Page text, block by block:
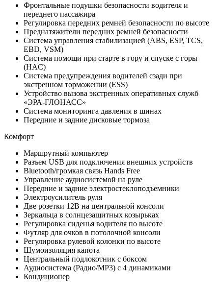
Фронтальные подушки безопасности водителя и
переднего пассажира
Регулировка передних ремней безопасности по высоте
Преднатяжители передних ремней безопасности
Система управления стабилизацией (ABS, ESP, TCS,
EBD, VSM)
Система помощи при старте в гору и спуске с горы
(HAC)
Система предупреждения водителей сзади при
экстренном торможении (ESS)
Устройство вызова экстренных оперативных служб
«ЭРА-ГЛОНАСС»
Система мониторинга давления в шинах
Передние и задние дисковые тормоза
Комфорт
Маршрутный компьютер
Разъем USB для подключения внешних устройств
Bluetooth/громкая связь Hands Free
Управление аудиосистемой на руле
Передние и задние электростеклоподъемники
Электроусилитель руля
Две розетки 12В на центральной консоли
Зеркальца в солнцезащитных козырьках
Регулировка сиденья водителя по высоте
Футляр для очков в потолочной консоли
Регулировка рулевой колонки по высоте
Шумоизоляция капота
Центральный подлокотник с боксом
Аудиосистема (Радио/MP3) с 4 динамиками
Кондиционер